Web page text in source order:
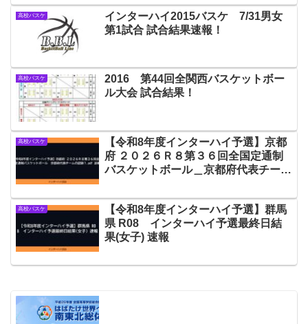
高校バスケ
インターハイ2015バスケ 7/31男女
第1試合 試合結果速報！
高校バスケ
2016 第44回全関西バスケットボー
ル大会 試合結果！
高校バスケ
【令和8年度インターハイ予選】京都
府 ２０２６Ｒ８第３６回全国定通制
バスケットボール＿京都府代表チーム
高校バスケ
【令和8年度インターハイ予選】群馬
県 R08 インターハイ予選最終日結
果(女子) 速報